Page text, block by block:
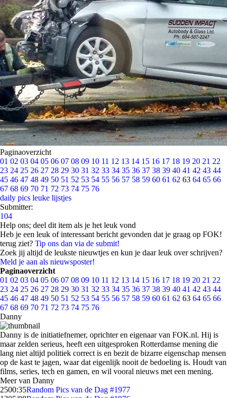
Paginaoverzicht
01 02 03 04 05 06 07 08 09 10 11 12 13 14 15 16 17 18 19 20 21 22
23 24 25 26 27 28 29 30 31 32 33 34 35 36 37 38 39 40 41 42 43 44
45 46 47 48 49 50 51 52 53 54 55 56 57 58 59 60 61 62 63 64 65 66
67 68 69 70 71 72 73 74 75 76
daily pics leuke lijstjes
Submitter:
104
Help ons; deel dit item als je het leuk vond
Heb je een leuk of interessant bericht gevonden dat je graag op FOK!
terug ziet? Tip ons dan via de submit!
Zoek jij altijd de leukste nieuwtjes en kun je daar leuk over schrijven?
Meld je aan als nieuwsposter!
Paginaoverzicht
01 02 03 04 05 06 07 08 09 10 11 12 13 14 15 16 17 18 19 20 21 22
23 24 25 26 27 28 29 30 31 32 33 34 35 36 37 38 39 40 41 42 43 44
45 46 47 48 49 50 51 52 53 54 55 56 57 58 59 60 61 62 63 64 65 66
67 68 69 70 71 72 73 74 75 76
Danny
Danny is de initiatiefnemer, oprichter en eigenaar van FOK.nl. Hij is
maar zelden serieus, heeft een uitgesproken Rotterdamse mening die
lang niet altijd politiek correct is en bezit de bizarre eigenschap mensen
op de kast te jagen, waar dat eigenlijk nooit de bedoeling is. Houdt van
films, series, tech en gamen, en wil vooral nieuws met een mening.
Meer van Danny
2500:35Random Pics van de Dag #1977